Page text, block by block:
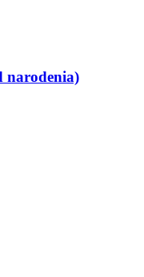
narodenia)